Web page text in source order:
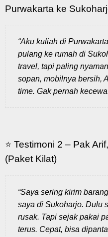
Purwakarta ke
“Aku kuliah di
pulang ke rumah di
travel, tapi paling
sopan, mobilnya bersih,
time. Gak pernah
⭐ Testimoni 2 – Pak
(Paket Kilat)
“Saya sering kirim
saya di Sukoharjo. Dulu
rusak. Tapi sejak pakai
terus. Cepat, bisa